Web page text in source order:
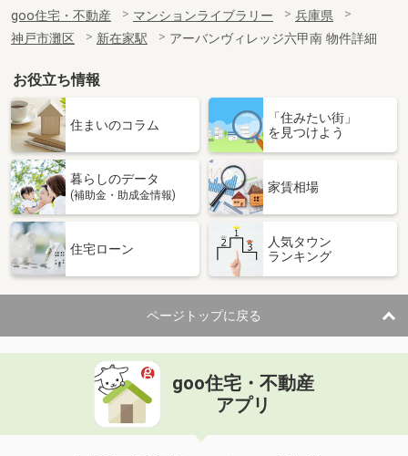
goo住宅・不動産 マンションライブラリー
兵庫県
神戸市灘区
新在家駅 アーバンヴィレッジ六甲南 物件詳細
お役立ち情報
住まいのコラム
「住みたい街」
を見つけよう
暮らしのデータ
(補助金・助成金情報)
家賃相場
住宅ローン
人気タウン
ランキング
ページトップに戻る
goo住宅・不動産
アプリ